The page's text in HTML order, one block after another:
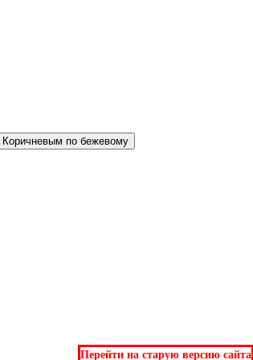
Коричневым по бежевому
Перейти на старую версию сайта